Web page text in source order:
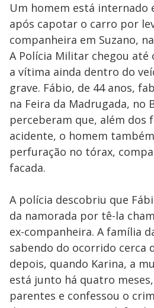
Um homem está internado
após capotar o carro por
companheira em Suzano,
A Polícia Militar chegou até
a vítima ainda dentro do
grave. Fábio, de 44 anos,
na Feira da Madrugada, no
perceberam que, além dos
acidente, o homem
perfuração no tórax,
facada.
A polícia descobriu que
da namorada por tê-la
ex-companheira. A família
sabendo do ocorrido cerca
depois, quando Karina, a
está junto há quatro
parentes e confessou o